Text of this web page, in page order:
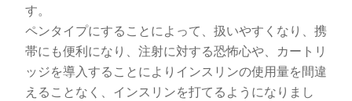
す。
ペンタイプにすることによって、扱いやすくなり、携
帯にも便利になり、注射に対する恐怖心や、カートリ
ッジを導入することによりインスリンの使用量を間違
えることなく、インスリンを打てるようになりまし